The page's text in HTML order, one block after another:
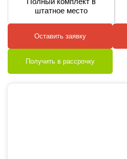
штатное место
Оставить заявку
Получить в рассрочку